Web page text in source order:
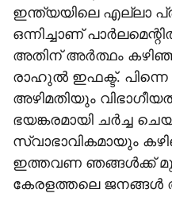
ഇന്ത്യയിലെ എല്ലാ
ഒന്നിച്ചാണ്
അതിന് അര്‍ത്ഥം
രാഹുല്‍ ഇഫക്ട്. പിന്നെ
അഴിമതിയും
ഭയങ്കരമായി ചര്‍ച്ച
സ്വാഭാവികമായും
ഇത്തവണ ഞങ്ങള്‍ക്ക്
കേരളത്തലെ ജനങ്ങള്‍